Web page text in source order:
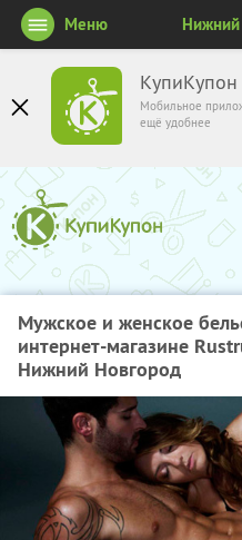
КупиКупон
Мобильное
ещё удобнее
Меню
Мужское и женское
интернет-магазине
Нижний Новгород